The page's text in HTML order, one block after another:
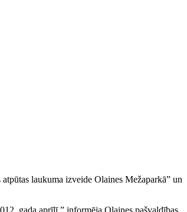
laukuma izveide Olaines Mežaparkā” un
gada aprīlī,” informēja Olaines pašvaldības